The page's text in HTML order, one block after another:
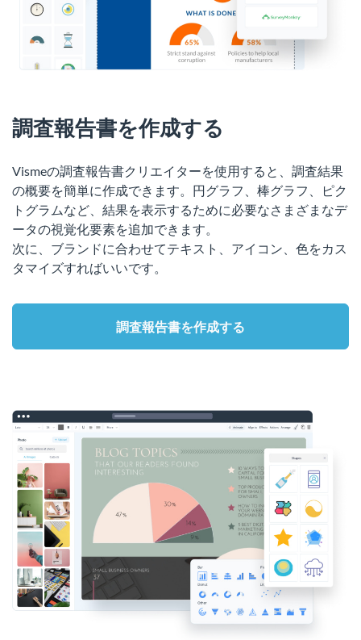
調査報告書を作成する
Vismeの調査報告書クリエイターを使用すると、調査結果
の概要を簡単に作成できます。円グラフ、棒グラフ、ピク
トグラムなど、結果を表示するために必要なさまざまなデ
ータの視覚化要素を追加できます。
次に、ブランドに合わせてテキスト、アイコン、色をカス
タマイズすればいいです。
調査報告書を作成する